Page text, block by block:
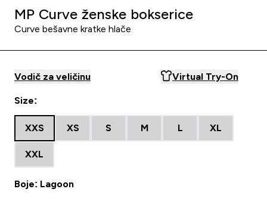
MP Curve ženske bokserice
Curve bešavne kratke hlače
Vodič za veličinu Virtual Try-On
Size:
XXS XS S M L XL
XXL
Boje: Lagoon